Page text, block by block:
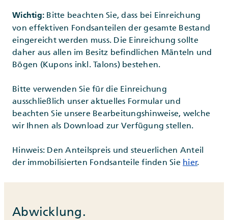
Wichtig: Bitte beachten Sie, dass bei Einreichung
von effektiven Fondsanteilen der gesamte Bestand
eingereicht werden muss. Die Einreichung sollte
daher aus allen im Besitz befindlichen Mänteln und
Bögen (Kupons inkl. Talons) bestehen.
Bitte verwenden Sie für die Einreichung
ausschließlich unser aktuelles Formular und
beachten Sie unsere Bearbeitungshinweise, welche
wir Ihnen als Download zur Verfügung stellen.
Hinweis: Den Anteilspreis und steuerlichen Anteil
der immobilisierten Fondsanteile finden Sie hier.
Abwicklung.